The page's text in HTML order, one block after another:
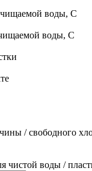
воды, C
воды, C
/ свободного
чистой воды /